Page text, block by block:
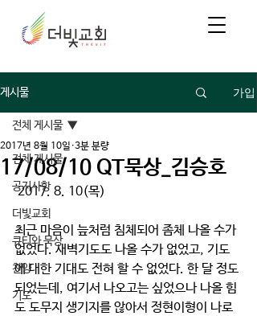
게시물 가입
전체 게시물
공지사항
더빛교회
큐티와 묵상
찬양
기도
전체 게시물
17/08/10 QT묵상_김승호
2017년 8월 10일 3분 분량
2017. 8. 10(목)
최근 마음이 늪처럼 침체되어 좀체 나올 수가
없었다. 새벽기도도 나올 수가 없었고, 기도
에 대한 기대도 전혀 할 수 없었다. 한 달 정도
되었는데, 여기서 나오고는 싶었으나 나올 힘
도 도무지 생기지를 않아서 정현이형이 나로